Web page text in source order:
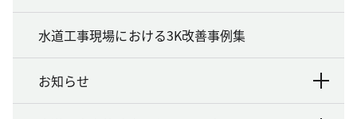
水道工事現場における3K改善事例集
お知らせ